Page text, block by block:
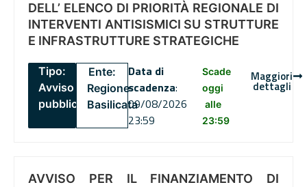
DELL’ ELENCO DI PRIORITÀ REGIONALE DI
INTERVENTI ANTISISMICI SU STRUTTURE
E INFRASTRUTTURE STRATEGICHE
Tipo:
Avviso
pubblico
Ente:
Regione
Basilicata
Data di
scadenza:
09/08/2026
23:59
Scade
oggi
alle
23:59
Maggiori
dettagli
AVVISO PER IL FINANZIAMENTO DI